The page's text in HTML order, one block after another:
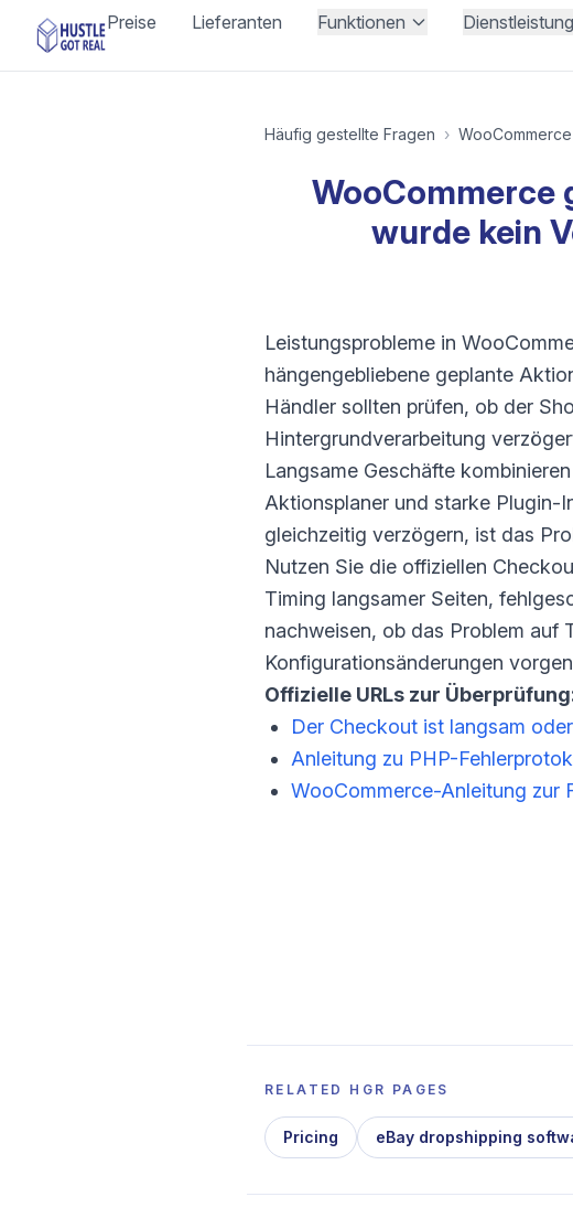
Preise Lieferanten Funktionen
Häufig gestellte Fragen › WooCommerce
WooCommerce
wurde kein
Leistungsprobleme in
hängengebliebene geplante
Händler sollten prüfen, ob der
Hintergrundverarbeitung
Langsame Geschäfte
Aktionsplaner und starke Plugin-
gleichzeitig verzögern, ist das
Nutzen Sie die offiziellen
Timing langsamer Seiten,
nachweisen, ob das Problem auf
Konfigurationsänderungen
Offizielle URLs zur
Der Checkout ist langsam
Anleitung zu PHP-
WooCommerce-Anleitung zur
RELATED HGR PAGES
Pricing eBay dropshipping